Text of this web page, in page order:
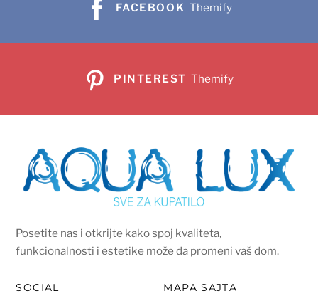
FACEBOOK Themify
PINTEREST Themify
Posetite nas i otkrijte kako spoj kvaliteta,
funkcionalnosti i estetike može da promeni vaš dom.
SOCIAL MAPA SAJTA